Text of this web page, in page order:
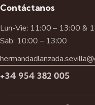
Contáctanos
Lun-Vie: 11:00 – 13:00 &
Sab: 10:00 – 13:00
+34 954 382 005